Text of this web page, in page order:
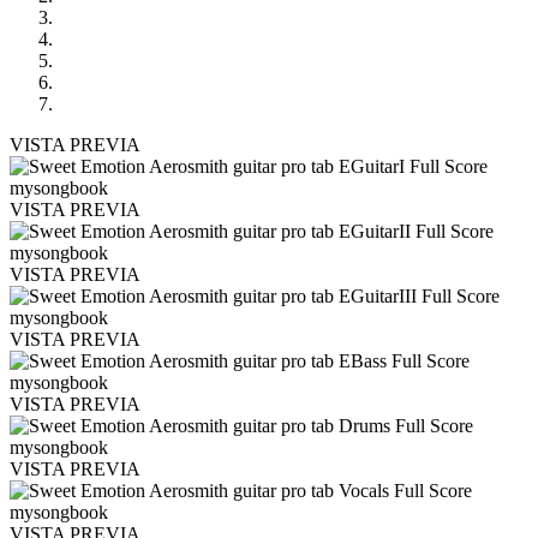
VISTA PREVIA
VISTA PREVIA
VISTA PREVIA
VISTA PREVIA
VISTA PREVIA
VISTA PREVIA
VISTA PREVIA